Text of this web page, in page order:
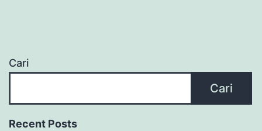
Cari
Cari
Recent Posts